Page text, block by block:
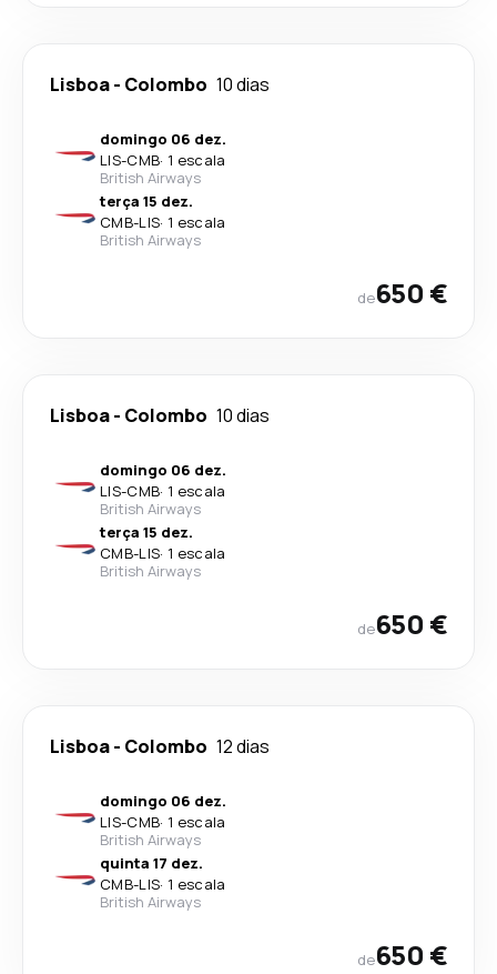
Lisboa- Colombo 10 dias
domingo 06 dez.
LIS-CMB· 1 escala
British Airways
terça 15 dez.
CMB-LIS· 1 escala
British Airways
de650 €
Lisboa- Colombo 10 dias
domingo 06 dez.
LIS-CMB· 1 escala
British Airways
terça 15 dez.
CMB-LIS· 1 escala
British Airways
de650 €
Lisboa- Colombo 12 dias
domingo 06 dez.
LIS-CMB· 1 escala
British Airways
quinta 17 dez.
CMB-LIS· 1 escala
British Airways
de650 €